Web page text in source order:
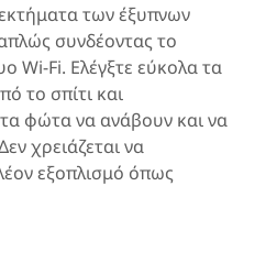
των έξυπνων
συνδέοντας το
Wi-Fi. Ελέγξτε εύκολα τα
το σπίτι και
φώτα να ανάβουν και να
χρειάζεται να
εξοπλισμό όπως